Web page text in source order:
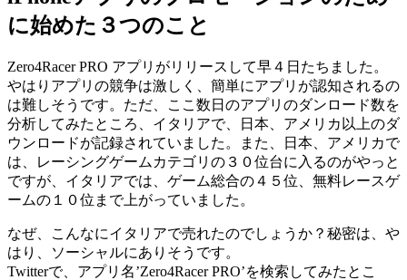
に始めた３つのこと
Zero4Racer PRO アプリがリリースして早４日たちました。
やはりアプリの競争は激しく、簡単にアプリが認知されるの
は難しそうです。ただ、ここ数日のアプリのダンロード数を
分析してみたところ、イタリアで、日本、アメリカ以上のダ
ウンロードが記録されていました。また、日本、アメリカで
は、レーシングゲームカテゴリの３０位台に入るのがやっと
ですが、イタリアでは、ゲーム総合の４５位、無料レースゲ
ームの１０位まで上がっていました。
なぜ、こんなにイタリアで売れたのでしょうか？秘密は、や
はり、ソーシャルにありそうです。
Twitterで、アプリ名’Zero4Racer PRO’を検索してみたとこ